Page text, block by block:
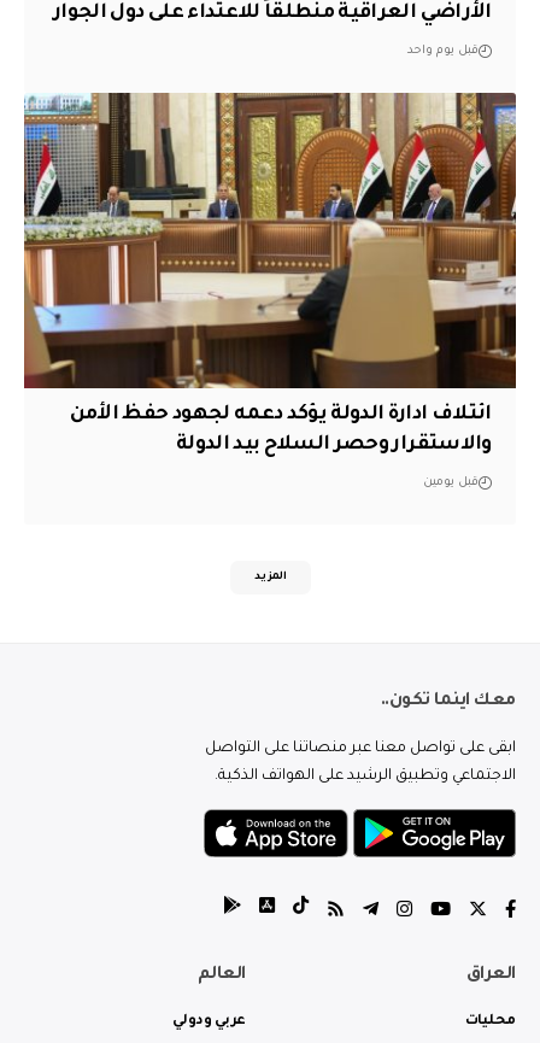
الأراضي العراقية منطلقاً للاعتداء على دول الجوار
قبل يوم واحد
ائتلاف ادارة الدولة يؤكد دعمه لجهود حفظ الأمن
والاستقرار وحصر السلاح بيد الدولة
قبل يومين
المزيد
معك اينما تكون..
ابقى على تواصل معنا عبر منصاتنا على التواصل
الاجتماعي وتطبيق الرشيد على الهواتف الذكية.
العراق
محليات
العالم
عربي ودولي